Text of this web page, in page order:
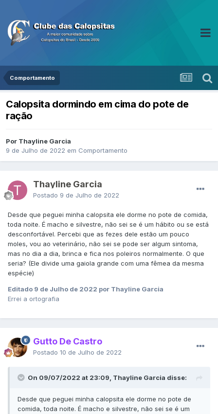
Comportamento
Calopsita dormindo em cima do pote de
ração
Por Thayline Garcia
9 de Julho de 2022 em Comportamento
Thayline Garcia
Postado 9 de Julho de 2022
Desde que peguei minha calopsita ele dorme no pote de comida,
toda noite. É macho e silvestre, não sei se é um hábito ou se está
desconfortável. Percebi que as fezes dele estão um pouco
moles, vou ao veterinário, não sei se pode ser algum sintoma,
mas no dia a dia, brinca e fica nos poleiros normalmente. O que
seria? (Ele divide uma gaiola grande com uma fêmea da mesma
espécie)
Editado 9 de Julho de 2022 por Thayline Garcia
Errei a ortografia
Gutto De Castro
Postado 10 de Julho de 2022
On 09/07/2022 at 23:09, Thayline Garcia disse:
Desde que peguei minha calopsita ele dorme no pote de
comida, toda noite. É macho e silvestre, não sei se é um